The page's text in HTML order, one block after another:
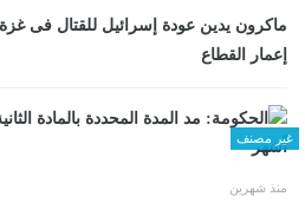
ماكرون يدين عودة إسرائيل للقتال فى
إعمار القطاع
غير مصنف
منذ شهرين